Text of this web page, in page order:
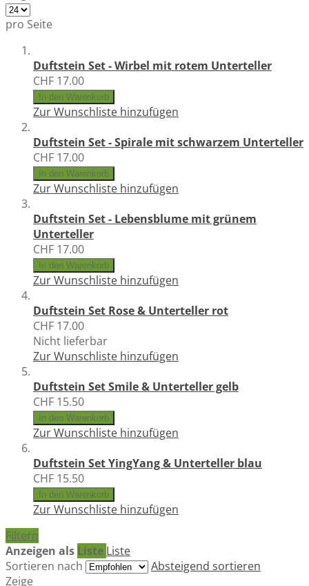
pro Seite
Duftstein Set - Wirbel mit rotem Unterteller
CHF 17.00
In den Warenkorb
Zur Wunschliste hinzufügen
Duftstein Set - Spirale mit schwarzem Unterteller
CHF 17.00
In den Warenkorb
Zur Wunschliste hinzufügen
Duftstein Set - Lebensblume mit grünem
Unterteller
CHF 17.00
In den Warenkorb
Zur Wunschliste hinzufügen
Duftstein Set Rose & Unterteller rot
CHF 17.00
Nicht lieferbar
Zur Wunschliste hinzufügen
Duftstein Set Smile & Unterteller gelb
CHF 15.50
In den Warenkorb
Zur Wunschliste hinzufügen
Duftstein Set YingYang & Unterteller blau
CHF 15.50
In den Warenkorb
Zur Wunschliste hinzufügen
Filtern
Anzeigen als Liste Liste
Sortieren nach
Absteigend sortieren
Zeige